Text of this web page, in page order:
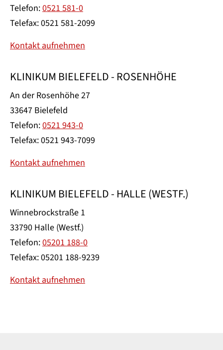
Telefon:0521 581-0
Telefax: 0521 581-2099
Kontakt aufnehmen
KLINIKUM BIELEFELD - ROSENHÖHE
An der Rosenhöhe 27
33647 Bielefeld
Telefon:0521 943-0
Telefax: 0521 943-7099
Kontakt aufnehmen
KLINIKUM BIELEFELD - HALLE (WESTF.)
Winnebrockstraße 1
33790 Halle (Westf.)
Telefon:05201 188-0
Telefax: 05201 188-9239
Kontakt aufnehmen